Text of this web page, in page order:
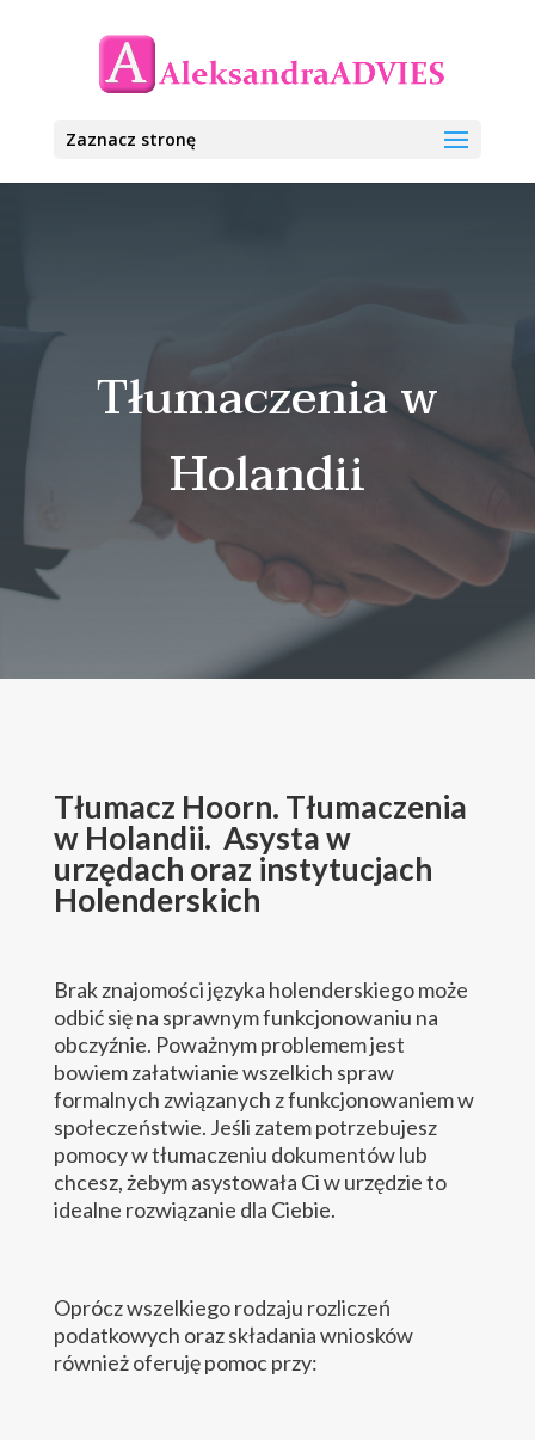
Zaznacz stronę
Tłumaczenia w
Holandii
Tłumacz Hoorn. Tłumaczenia
w Holandii. Asysta w
urzędach oraz instytucjach
Holenderskich
Brak znajomości języka holenderskiego może
odbić się na sprawnym funkcjonowaniu na
obczyźnie. Poważnym problemem jest
bowiem załatwianie wszelkich spraw
formalnych związanych z funkcjonowaniem w
społeczeństwie. Jeśli zatem potrzebujesz
pomocy w tłumaczeniu dokumentów lub
chcesz, żebym asystowała Ci w urzędzie to
idealne rozwiązanie dla Ciebie.
Oprócz wszelkiego rodzaju rozliczeń
podatkowych oraz składania wniosków
również oferuję pomoc przy: